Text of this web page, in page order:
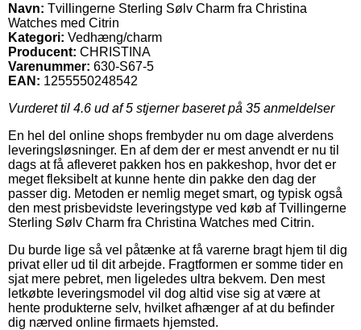
Navn: Tvillingerne Sterling Sølv Charm fra Christina
Watches med Citrin
Kategori: Vedhæng/charm
Producent: CHRISTINA
Varenummer: 630-S67-5
EAN: 1255550248542
Vurderet til 4.6 ud af 5 stjerner baseret på 35 anmeldelser
En hel del online shops frembyder nu om dage alverdens
leveringsløsninger. En af dem der er mest anvendt er nu til
dags at få afleveret pakken hos en pakkeshop, hvor det er
meget fleksibelt at kunne hente din pakke den dag der
passer dig. Metoden er nemlig meget smart, og typisk også
den mest prisbevidste leveringstype ved køb af Tvillingerne
Sterling Sølv Charm fra Christina Watches med Citrin.
Du burde lige så vel påtænke at få varerne bragt hjem til dig
privat eller ud til dit arbejde. Fragtformen er somme tider en
sjat mere pebret, men ligeledes ultra bekvem. Den mest
letkøbte leveringsmodel vil dog altid vise sig at være at
hente produkterne selv, hvilket afhænger af at du befinder
dig nærved online firmaets hjemsted.